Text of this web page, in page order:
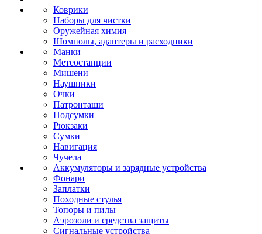
Коврики
Наборы для чистки
Оружейная химия
Шомполы, адаптеры и расходники
Манки
Метеостанции
Мишени
Наушники
Очки
Патронташи
Подсумки
Рюкзаки
Сумки
Навигация
Чучела
Аккумуляторы и зарядные устройства
Фонари
Заплатки
Походные стулья
Топоры и пилы
Аэрозоли и средства защиты
Сигнальные устройства